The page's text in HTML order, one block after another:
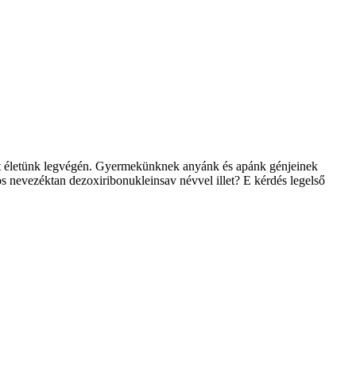
legvégén. Gyermekünknek anyánk és apánk génjeinek
dezoxiribonukleinsav névvel illet? E kérdés legelső